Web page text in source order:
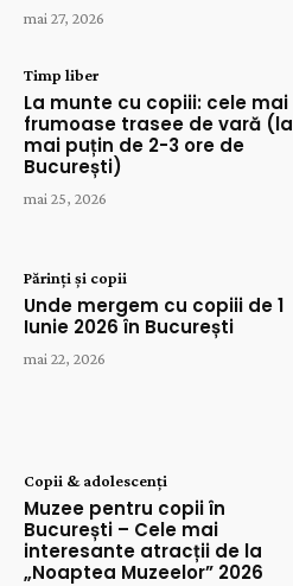
mai 27, 2026
Timp liber
La munte cu copiii: cele mai
frumoase trasee de vară (la
mai puțin de 2-3 ore de
București)
mai 25, 2026
Părinți și copii
Unde mergem cu copiii de 1
Iunie 2026 în București
mai 22, 2026
Copii & adolescenți
Muzee pentru copii în
București – Cele mai
interesante atracții de la
„Noaptea Muzeelor” 2026